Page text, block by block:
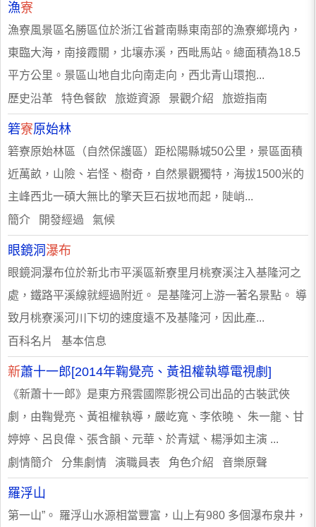
漁寮
漁寮風景區名勝區位於浙江省蒼南縣東南部的漁寮鄉境內，
東臨大海，南接霞關，北壤赤溪，西毗馬站。總面積為18.5
平方公里。景區山地自北向南走向，西北青山環抱...
歷史沿革 特色餐飲 旅遊資源 景觀介紹 旅遊指南
箬寮原始林
箬寮原始林區（自然保護區）距松陽縣城50公里，景區面積
近萬畝，山險、岩怪、樹奇，自然景觀獨特，海拔1500米的
主峰西北一碩大無比的擎天巨石拔地而起，陡峭...
簡介 開發經過 氣候
眼鏡洞 瀑布
眼鏡洞瀑布位於新北市平溪區新寮里月桃寮溪注入基隆河之
處，鐵路平溪線就經過附近。 是基隆河上游一著名景點。 導
致月桃寮溪河川下切的速度遠不及基隆河，因此產...
百科名片 基本信息
新蕭十一郎[2014年鞠覺亮、黃祖權執導電視劇]
《新蕭十一郎》是東方飛雲國際影視公司出品的古裝武俠
劇，由鞠覺亮、黃祖權執導，嚴屹寬、李依曉、 朱一龍、甘
婷婷、呂良偉、張含韻、元華、於青斌、楊淨如主演 ...
劇情簡介 分集劇情 演職員表 角色介紹 音樂原聲
羅浮山
第一山”。 羅浮山水源相當豐富，山上有980 多個瀑布泉井，